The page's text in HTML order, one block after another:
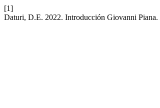
[1]
Daturi, D.E. 2022. Introducción Giovanni Piana.